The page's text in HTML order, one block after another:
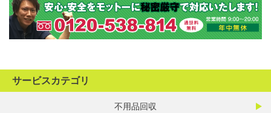
サービスカテゴリ
不用品回収